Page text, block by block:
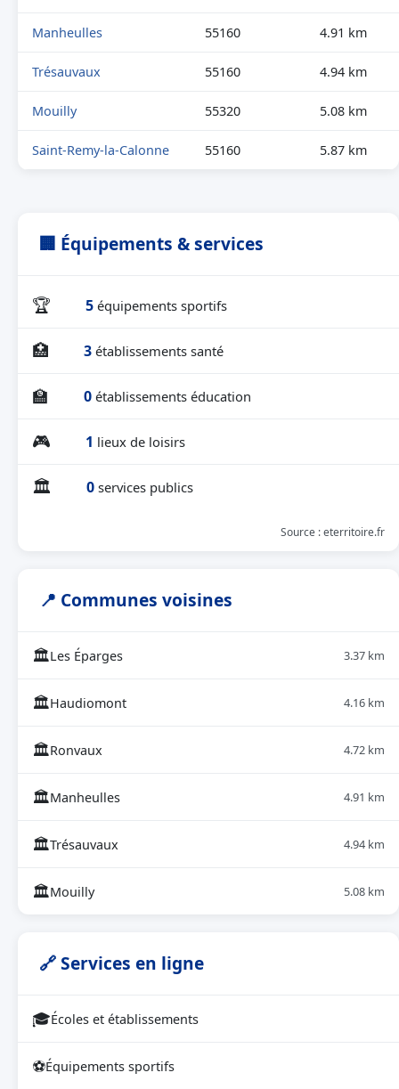
Manheulles 55160 4.91 km
Trésauvaux 55160 4.94 km
Mouilly 55320 5.08 km
Saint-Remy-la-Calonne 55160 5.87 km
🏢 Équipements & services
🏆 5 équipements sportifs
🏥 3 établissements santé
🏫 0 établissements éducation
🎮 1 lieux de loisirs
🏛 0 services publics
Source : eterritoire.fr
📍 Communes voisines
🏛Les Éparges 3.37 km
🏛Haudiomont 4.16 km
🏛Ronvaux 4.72 km
🏛Manheulles 4.91 km
🏛Trésauvaux 4.94 km
🏛Mouilly 5.08 km
🔗 Services en ligne
🎓Écoles et établissements
⚽Équipements sportifs